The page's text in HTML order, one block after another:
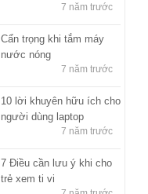
7 năm trước
Cẩn trọng khi tắm máy
nước nóng
7 năm trước
10 lời khuyên hữu ích cho
người dùng laptop
7 năm trước
7 Điều cần lưu ý khi cho
trẻ xem ti vi